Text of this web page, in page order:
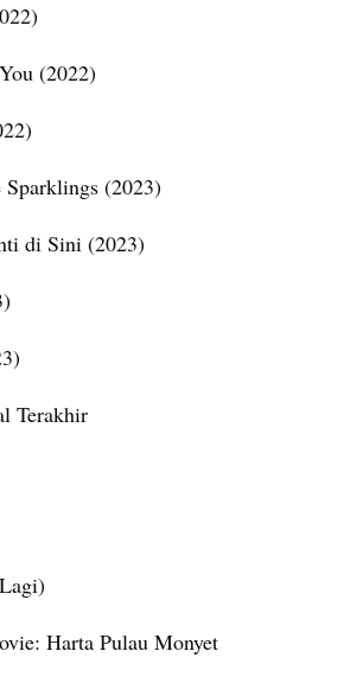
(2022)
(2023)
di Sini (2023)
Terakhir
Harta Pulau Monyet